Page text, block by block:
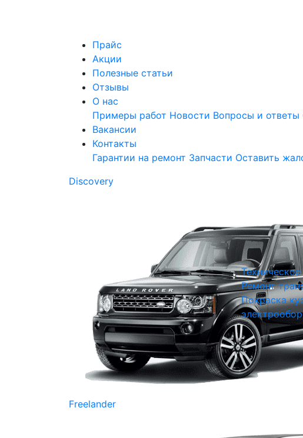
Прайс
Акции
Полезные статьи
Отзывы
О нас
Примеры работ Новости Вопросы и ответы
Вакансии
Контакты
Гарантии на ремонт Запчасти Оставить
Discovery
Ремонт
Покраска
Freelander